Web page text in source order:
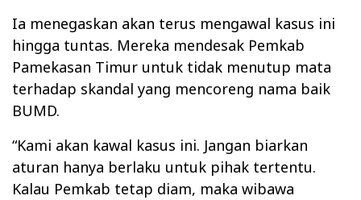
Ia menegaskan akan terus mengawal kasus ini
hingga tuntas. Mereka mendesak Pemkab
Pamekasan Timur untuk tidak menutup mata
terhadap skandal yang mencoreng nama baik
BUMD.
“Kami akan kawal kasus ini. Jangan biarkan
aturan hanya berlaku untuk pihak tertentu.
Kalau Pemkab tetap diam, maka wibawa